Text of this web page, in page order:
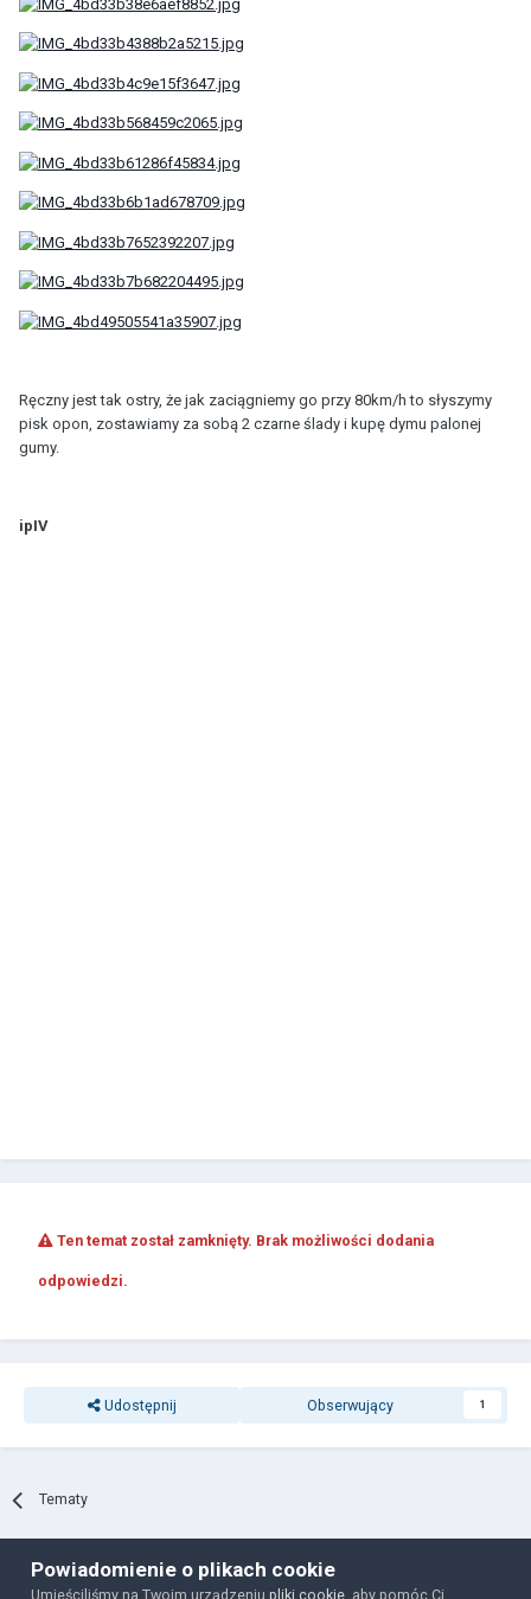
Ręczny jest tak ostry, że jak zaciągniemy go przy 80km/h to słyszymy
pisk opon, zostawiamy za sobą 2 czarne ślady i kupę dymu palonej
gumy.
ipIV
Ten temat został zamknięty. Brak możliwości dodania
odpowiedzi.
Udostępnij Obserwujący 1
Tematy
Polityka prywatności Ciasteczka
Powiadomienie o plikach cookie
Umieściliśmy na Twoim urządzeniupliki cookie , aby pomóc Ci